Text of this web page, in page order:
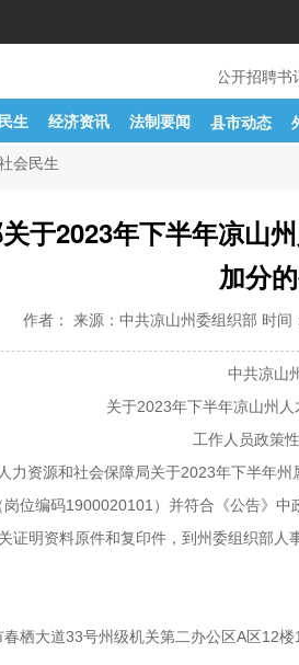
西昌市人民法院关于公开招聘书
生 经济资讯 法制要闻 县市动态
会民生
于2023年下半年凉山
加分
作者： 来源：中共凉山州委组织部 时
中共凉山
关于2023年下半年凉山州
工作人员政策
力资源和社会保障局关于2023年下半年
位编码1900020101）并符合《公告》
证明资料原件和复印件，到州委组织部
栖大道33号州级机关第二办公区A区12楼